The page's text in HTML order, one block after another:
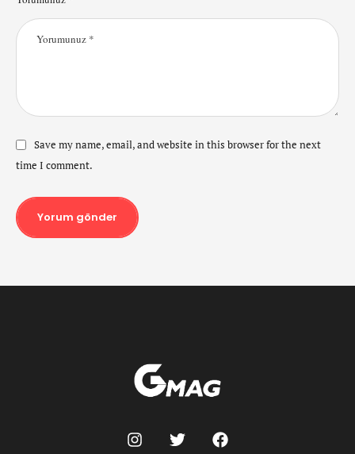
Save my name, email, and website in this browser for the next
time I comment.
Yorum gönder